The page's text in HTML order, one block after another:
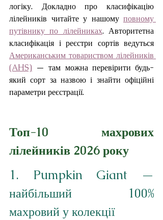
логіку. Докладно про класифікацію
лілейників читайте у нашому повному
путівнику по лілейниках. Авторитетна
Американським товариством лілейників
(AHS) — там можна перевірити будь-
який сорт за назвою і знайти офіційні
параметри реєстрації.
Топ-10 махрових
лілейників 2026 року
1. Pumpkin Giant —
найбільший 100%
махровий у колекції